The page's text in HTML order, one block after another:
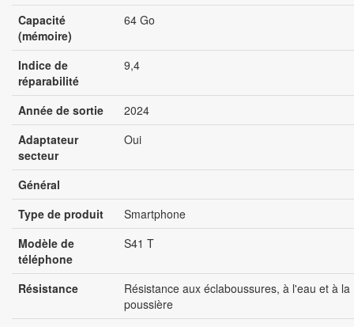
Capacité
(mémoire)
64 Go
Indice de
réparabilité
9,4
Année de sortie
2024
Adaptateur
secteur
Oui
Général
Type de produit
Smartphone
Modèle de
téléphone
S41 T
Résistance
Résistance aux éclaboussures, à l'eau et à la
poussière